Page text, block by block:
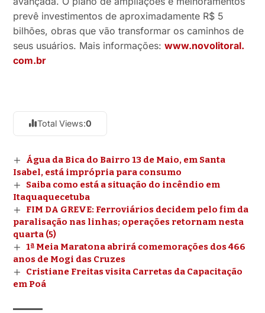
prevê investimentos de aproximadamente R$ 5
bilhões, obras que vão transformar os caminhos de
seus usuários. Mais informações:www.novolitoral.
com.br
Total Views:0
Água da Bica do Bairro 13 de Maio, em Santa
Isabel, está imprópria para consumo
Saiba como está a situação do incêndio em
Itaquaquecetuba
FIM DA GREVE: Ferroviários decidem pelo fim da
paralisação nas linhas; operações retornam nesta
quarta (5)
1ª Meia Maratona abrirá comemorações dos 466
anos de Mogi das Cruzes
Cristiane Freitas visita Carretas da Capacitação
em Poá